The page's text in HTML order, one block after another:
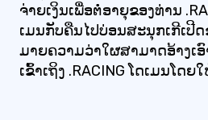
ຈ່າຍເງິນເພື່ອຕໍ່ອາຍຸຂອງທ່ານ
ເມນກັບຄືນໄປບ່ອນສະນຸກເກີເປີ
ມາຍຄວາມວ່າໃຜສາມາດອ້າງເ
ເຂົ້າເຖິງ .RACING ໂດເມນໂດ